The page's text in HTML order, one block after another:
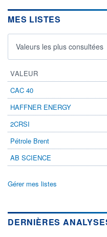
MES LISTES
Valeurs les plus consultées
VALEUR
CAC 40
HAFFNER ENERGY
2CRSI
Pétrole Brent
AB SCIENCE
Gérer mes listes
DERNIÈRES